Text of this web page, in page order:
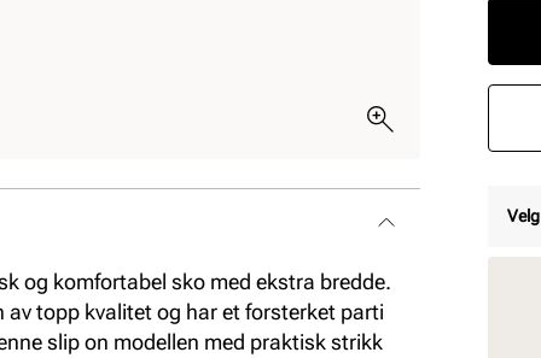
og komfortabel sko med ekstra bredde.
av topp kvalitet og har et forsterket parti
slip on modellen med praktisk strikk